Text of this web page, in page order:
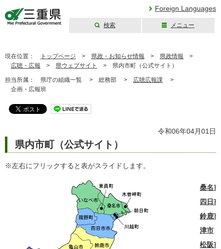
Foreign Languages
検索 メニュー
現在位置： トップページ > 県政・お知らせ情報 > 県政情報 >
広聴・広報 > 県ウェブサイト > 県内市町（公式サイト）
担当所属： 県庁の組織一覧 > 総務部 > 広聴広報課 >
企画・広報班
令和06年04月01日
県内市町（公式サイト）
※左右にフリックすると表がスライドします。
桑名市
四日
鈴鹿市
津市
松阪市